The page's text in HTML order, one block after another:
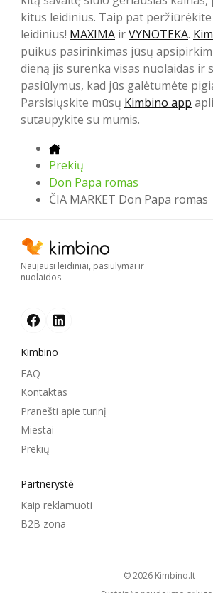
kitus leidinius. Taip pat
leidinius! MAXIMA irVYNOTEKA.
puikus pasirinkimas jūsų
dieną jis surenka visas nuolaidas ir
pasiūlymus, kad jūs galėtumėte
Parsisiųskite mūsų Kimbino app
sutaupykite su mumis.
Prekių
Don Papa romas
ČIA MARKET Don Papa romas
Naujausi leidiniai, pasiūlymai ir
nuolaidos
Kimbino
FAQ
Kontaktas
Pranešti apie turinį
Miestai
Prekių
Partnerystė
Kaip reklamuoti
B2B zona
© 2026 kimbino.lt